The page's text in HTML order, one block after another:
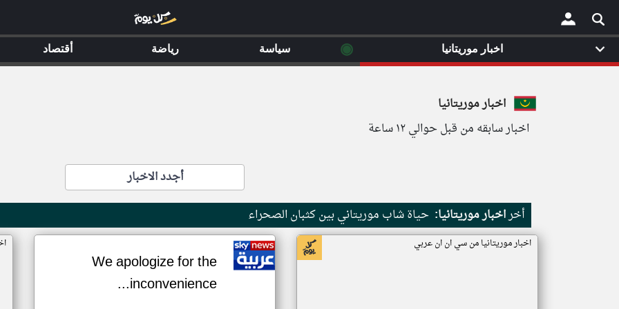
×
اخبار موريتانيا
اخبار سابقه من قبل حوالي ١٢ ساعة
أجدد الاخبار
أخراخبار موريتانيا: حياة شاب موريتاني بين كثبان الصحراء
اخبار موريتانيا من سي ان ان عربي
We apologize for the
inconvenience...
اخبار موريتانيا ◉ سياسة رياضة أقتصاد